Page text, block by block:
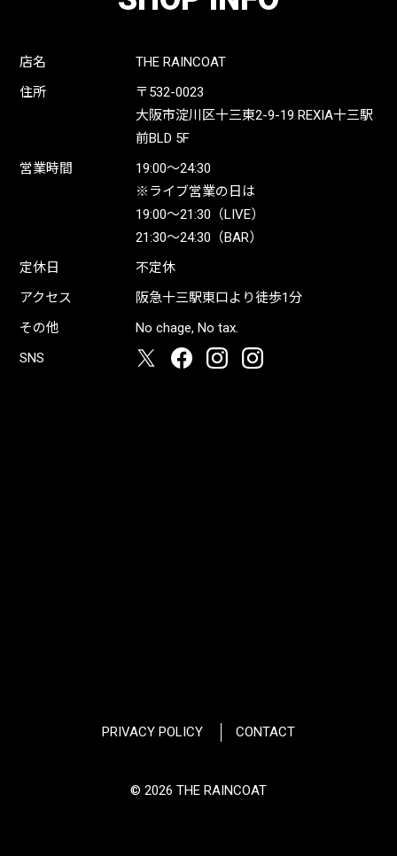
店名
THE RAINCOAT
住所
〒532-0023
大阪市淀川区十三東2-9-19 REXIA十三駅
前BLD 5F
営業時間
19:00〜24:30
※ライブ営業の日は
19:00〜21:30（LIVE）
21:30〜24:30（BAR）
定休日
不定休
アクセス
阪急十三駅東口より徒歩1分
その他
No chage, No tax.
SNS
PRIVACY POLICY CONTACT
© 2026 THE RAINCOAT